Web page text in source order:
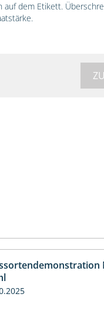
dem Etikett.